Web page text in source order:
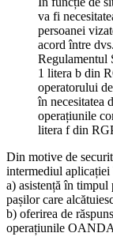
va fi
persoanei
acord între
Regulamentul
1 litera b din
operatorului
în necesitatea
operațiunile
litera f din
Din motive de
intermediul
a) asistență în timpul
pașilor care
b) oferirea de
operațiunile